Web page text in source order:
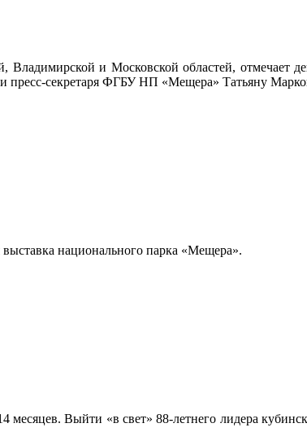
и Московской областей, отмечает
секретаря ФГБУ НП «Мещера» Татьяну
национального парка «Мещера».
Выйти «в свет» 88-летнего лидера